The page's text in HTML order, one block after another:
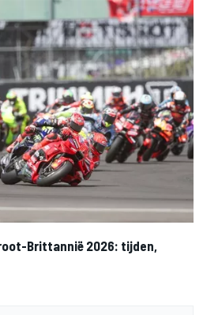
Brittannië 2026: tijden,